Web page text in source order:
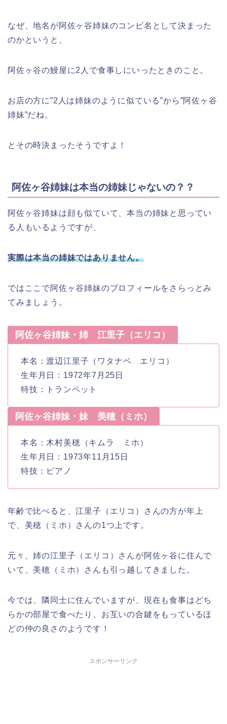
なぜ、地名が阿佐ヶ谷姉妹のコンビ名として決まった
のかというと、
阿佐ヶ谷の鰻屋に2人で食事しにいったときのこと。
お店の方に”2人は姉妹のように似ている”から”阿佐ヶ谷
姉妹”だね。
とその時決まったそうですよ！
阿佐ヶ谷姉妹は本当の姉妹じゃないの？？
阿佐ヶ谷姉妹は顔も似ていて、本当の姉妹と思ってい
る人もいるようですが、
実際は本当の姉妹ではありません。
ではここで阿佐ヶ谷姉妹のプロフィールをさらっとみ
てみましょう。
阿佐ヶ谷姉妹・姉 江里子（エリコ）
本名：渡辺江里子（ワタナベ エリコ）
生年月日：1972年7月25日
特技：トランペット
阿佐ヶ谷姉妹・妹 美穂（ミホ）
本名：木村美穂（キムラ ミホ）
生年月日：1973年11月15日
特技：ピアノ
年齢で比べると、江里子（エリコ）さんの方が年上
で、美穂（ミホ）さんの1つ上です。
元々、姉の江里子（エリコ）さんが阿佐ヶ谷に住んで
いて、美穂（ミホ）さんも引っ越してきました。
今では、隣同士に住んでいますが、現在も食事はどち
らかの部屋で食べたり、お互いの合鍵をもっているほ
どの仲の良さのようです！
スポンサーリンク